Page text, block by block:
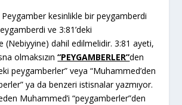
kesinlikle bir peygamberdi
ve 3:81’deki
(Nebiyyine) dahil edilmelidir. 3:81 ayeti,
olmaksızın“PEYGAMBERLER”den
peygamberler” veya “Muhammed’den
ya da benzeri istisnalar yazmıyor.
Muhammed’i “peygamberler”den